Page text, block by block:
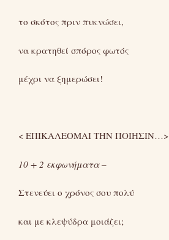
το σκότος πριν πυκνώσει,
να κρατηθεί σπόρος φωτός
μέχρι να ξημερώσει!
< ΕΠΙΚΑΛΕΟΜΑΙ ΤΗΝ ΠΟΙΗΣΙΝ…>
10 + 2 εκφωνήματα –
Στενεύει ο χρόνος σου πολύ
και με κλεψύδρα μοιάζει;